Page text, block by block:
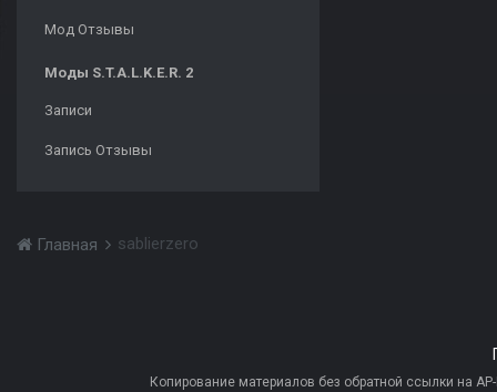
Мод Отзывы
Моды S.T.A.L.K.E.R. 2
Записи
Запись Отзывы
Главная sablierzero
Копирование материалов без обратной ссылки на